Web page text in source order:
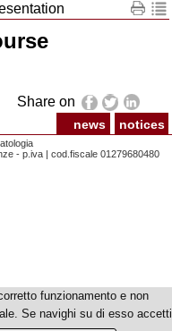
Share on
news notices
- p.iva | cod.fiscale 01279680480
funzionamento e non
Se navighi su di esso accetti